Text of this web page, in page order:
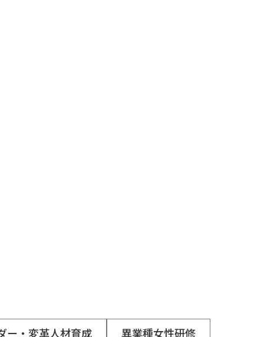
ー・変革人材育成
異業種女性研修